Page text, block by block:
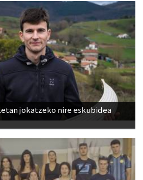
jokatzeko nire eskubidea